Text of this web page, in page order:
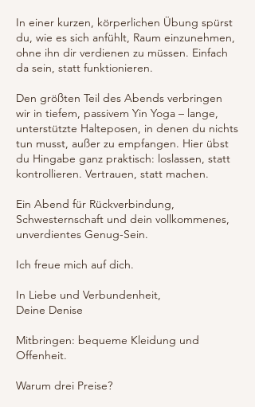
In einer kurzen, körperlichen Übung spürst
du, wie es sich anfühlt, Raum einzunehmen,
ohne ihn dir verdienen zu müssen. Einfach
da sein, statt funktionieren.
Den größten Teil des Abends verbringen
wir in tiefem, passivem Yin Yoga – lange,
unterstützte Halteposen, in denen du nichts
tun musst, außer zu empfangen. Hier übst
du Hingabe ganz praktisch: loslassen, statt
kontrollieren. Vertrauen, statt machen.
Ein Abend für Rückverbindung,
Schwesternschaft und dein vollkommenes,
unverdientes Genug-Sein.
Ich freue mich auf dich.
In Liebe und Verbundenheit,
Deine Denise
Mitbringen: bequeme Kleidung und
Offenheit.
Warum drei Preise?